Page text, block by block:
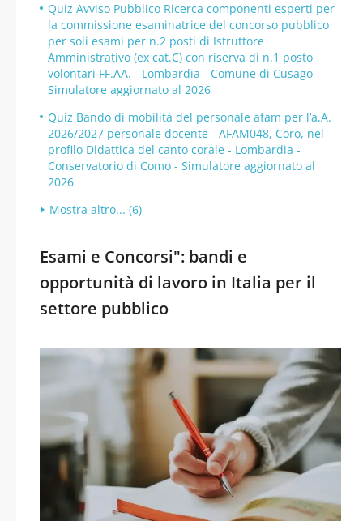
Quiz Avviso Pubblico Ricerca componenti esperti per
la commissione esaminatrice del concorso pubblico
per soli esami per n.2 posti di Istruttore
Amministrativo (ex cat.C) con riserva di n.1 posto
volontari FF.AA. - Lombardia - Comune di Cusago -
Simulatore aggiornato al 2026
Quiz Bando di mobilità del personale afam per l’a.A.
2026/2027 personale docente - AFAM048, Coro, nel
profilo Didattica del canto corale - Lombardia -
Conservatorio di Como - Simulatore aggiornato al
2026
Mostra altro... (6)
Esami e Concorsi": bandi e
opportunità di lavoro in Italia per il
settore pubblico